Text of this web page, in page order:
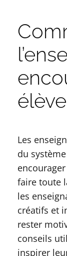
Les
du
faire toute
les
créatifs et
rester
conseils
inspirer